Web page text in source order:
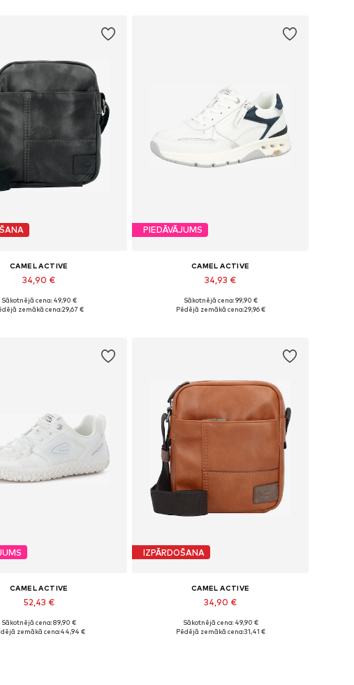
CAMEL ACTIVE
34,90 €
izmēri: One Size
Sākotnējā cena: 49,90 €
zemākā cena:29,67 €
PIEDĀVĀJUMS
CAMEL ACTIVE
34,93 €
Pieejamie izmēri: 37, 38, 39, 41
Sākotnējā cena: 99,90 €
Pēdējā zemākā cena:29,96 €
CAMEL ACTIVE
52,43 €
Pieejamie izmēri: 39
Sākotnējā cena: 89,90 €
zemākā cena:44,94 €
IZPĀRDOŠANA
CAMEL ACTIVE
34,90 €
Pieejamie izmēri: One Size
Sākotnējā cena: 49,90 €
Pēdējā zemākā cena:31,41 €